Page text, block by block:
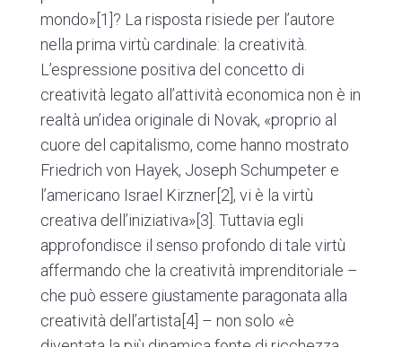
mondo»[1] ? La risposta risiede per l’autore
nella prima virtù cardinale: la creatività.
L’espressione positiva del concetto di
creatività legato all’attività economica non è in
realtà un’idea originale di Novak, «proprio al
cuore del capitalismo, come hanno mostrato
Friedrich von Hayek, Joseph Schumpeter e
l’americano Israel Kirzner[2] , vi è la virtù
creativa dell’iniziativa»[3] . Tuttavia egli
approfondisce il senso profondo di tale virtù
affermando che la creatività imprenditoriale –
che può essere giustamente paragonata alla
creatività dell’artista [4] – non solo «è